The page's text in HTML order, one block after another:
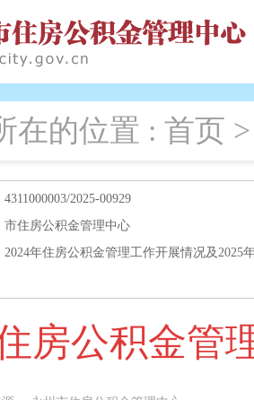
在的位置 : 首页
4311000003/2025-00929
市住房公积金管理中心
2024年住房公积金管理工作开展情况及2025
房公积金管